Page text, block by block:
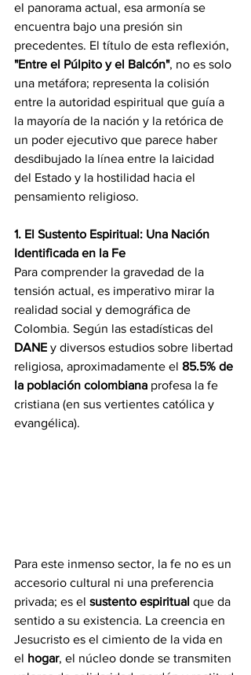
el panorama actual, esa armonía se
encuentra bajo una presión sin
precedentes. El título de esta reflexión,
"Entre el Púlpito y el Balcón", no es solo
una metáfora; representa la colisión
entre la autoridad espiritual que guía a
la mayoría de la nación y la retórica de
un poder ejecutivo que parece haber
desdibujado la línea entre la laicidad
del Estado y la hostilidad hacia el
pensamiento religioso.
1. El Sustento Espiritual: Una Nación
Identificada en la Fe
Para comprender la gravedad de la
tensión actual, es imperativo mirar la
realidad social y demográfica de
Colombia. Según las estadísticas del
DANE y diversos estudios sobre libertad
religiosa, aproximadamente el 85.5% de
la población colombiana profesa la fe
cristiana (en sus vertientes católica y
evangélica).
Para este inmenso sector, la fe no es un
accesorio cultural ni una preferencia
privada; es el sustento espiritual que da
sentido a su existencia. La creencia en
Jesucristo es el cimiento de la vida en
el hogar, el núcleo donde se transmiten